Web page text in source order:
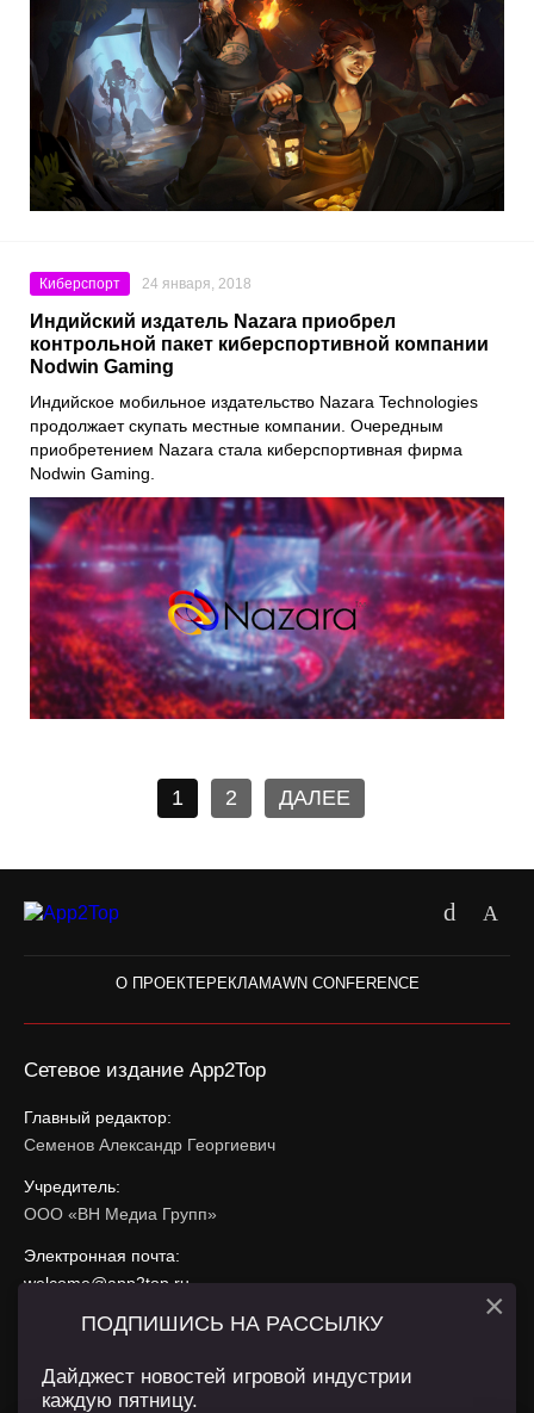
Киберспорт 24 января, 2018
Индийский издатель Nazara приобрел
контрольной пакет киберспортивной компании
Nodwin Gaming
Индийское мобильное издательство Nazara Technologies
продолжает скупать местные компании. Очередным
приобретением Nazara стала киберспортивная фирма
Nodwin Gaming.
1 2 ДАЛЕЕ
О ПРОЕКТЕРЕКЛАМАWN CONFERENCE
Сетевое издание App2Top
Главный редактор:
Семенов Александр Георгиевич
Учредитель:
ООО «ВН Медиа Групп»
Электронная почта:
welcome@app2top.ru
При использовании материалов активная ссылка на
Сайт использует IP адреса, cookie, данные геолокации
ПОДПИШИСЬ НА РАССЫЛКУ
Дайджест новостей игровой индустрии
каждую пятницу.
×